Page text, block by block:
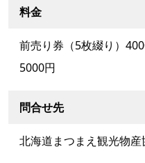
料金
前売り券（5枚綴り）
5000円
問合せ先
北海道まつまえ観光物産